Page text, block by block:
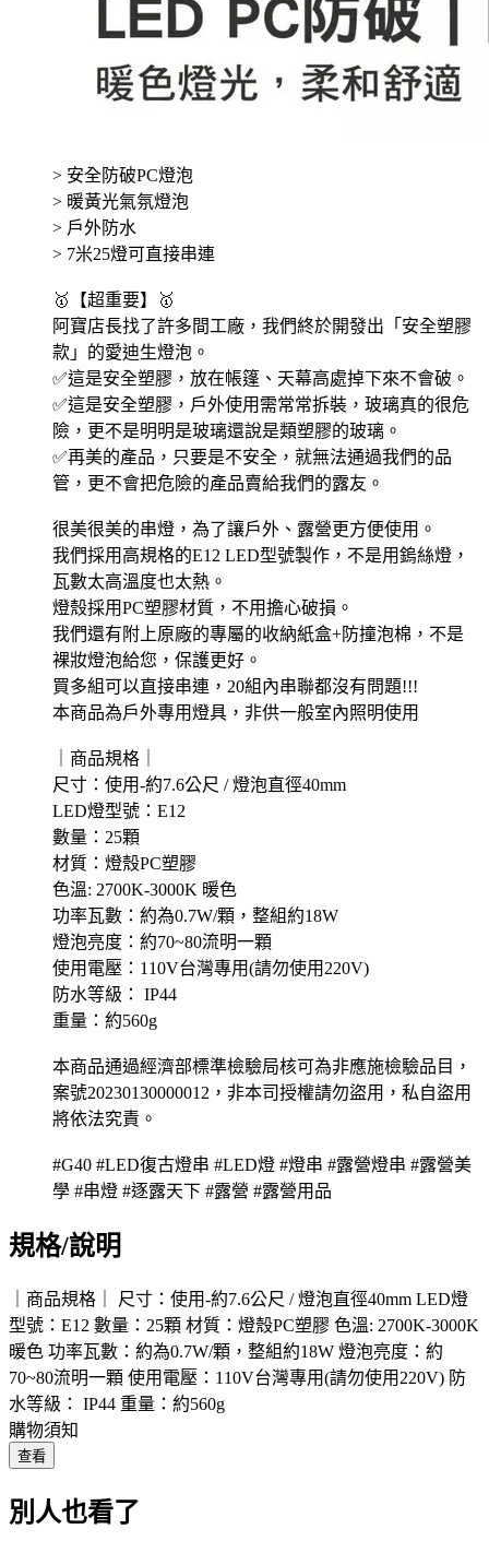
> 安全防破PC燈泡
> 暖黃光氣氛燈泡
> 戶外防水
> 7米25燈可直接串連
🥇【超重要】🥇
阿寶店長找了許多間工廠，我們終於開發出「安全塑膠
款」的愛迪生燈泡。
✅這是安全塑膠，放在帳篷、天幕高處掉下來不會破。
✅這是安全塑膠，戶外使用需常常拆裝，玻璃真的很危
險，更不是明明是玻璃還說是類塑膠的玻璃。
✅再美的產品，只要是不安全，就無法通過我們的品
管，更不會把危險的產品賣給我們的露友。
很美很美的串燈，為了讓戶外、露營更方便使用。
我們採用高規格的E12 LED型號製作，不是用鎢絲燈，
瓦數太高溫度也太熱。
燈殼採用PC塑膠材質，不用擔心破損。
我們還有附上原廠的專屬的收納紙盒+防撞泡棉，不是
裸妝燈泡給您，保護更好。
買多組可以直接串連，20組內串聯都沒有問題!!!
本商品為戶外專用燈具，非供一般室內照明使用
｜商品規格｜
尺寸：使用-約7.6公尺 / 燈泡直徑40mm
LED燈型號：E12
數量：25顆
材質：燈殼PC塑膠
色溫: 2700K-3000K 暖色
功率瓦數：約為0.7W/顆，整組約18W
燈泡亮度：約70~80流明一顆
使用電壓：110V台灣專用(請勿使用220V)
防水等級： IP44
重量：約560g
本商品通過經濟部標準檢驗局核可為非應施檢驗品目，
案號20230130000012，非本司授權請勿盜用，私自盜用
將依法究責。
#G40 #LED復古燈串 #LED燈 #燈串 #露營燈串 #露營美
學 #串燈 #逐露天下 #露營 #露營用品
規格/說明
｜商品規格｜ 尺寸：使用-約7.6公尺 / 燈泡直徑40mm LED燈
型號：E12 數量：25顆 材質：燈殼PC塑膠 色溫: 2700K-3000K
暖色 功率瓦數：約為0.7W/顆，整組約18W 燈泡亮度：約
70~80流明一顆 使用電壓：110V台灣專用(請勿使用220V) 防
水等級： IP44 重量：約560g
購物須知
查看
別人也看了